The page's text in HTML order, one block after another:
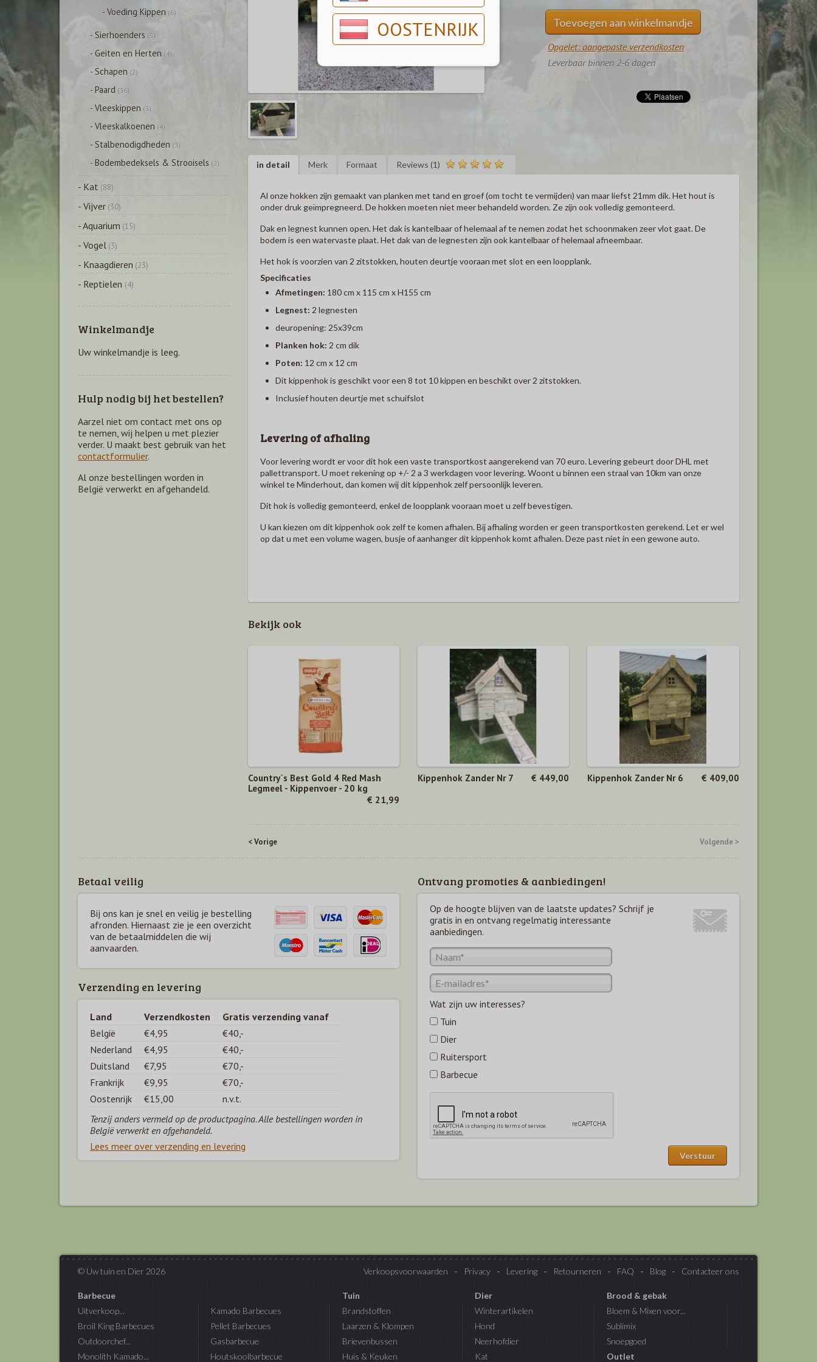
OOSTENRIJK
Toevoegen aan winkelmandje
Opgelet: aangepaste verzendkosten
Leverbaar binnen 2-6 dagen
in detail Merk Formaat Reviews (1)
Al onze hokken zijn gemaakt van planken met tand en groef (om tocht te vermijden) van maar liefst 21mm dik.Het hout is
onder druk geïmpregneerd. De hokken moeten niet meer behandeld worden. Ze zijn ook volledig gemonteerd.
Dak en legnest kunnen open. Het dak is kantelbaar of helemaal af te nemen zodat het schoonmaken zeer vlot gaat. De
bodem is een watervaste plaat. Het dak van de legnesten zijn ook kantelbaar of helemaal afneembaar.
Het hok is voorzien van 2 zitstokken, houten deurtje vooraan met slot en een loopplank.
Specificaties
Afmetingen: 180 cm x 115 cm x H155 cm
Legnest: 2 legnesten
deuropening: 25x39cm
Planken hok: 2 cm dik
Poten: 12 cm x 12 cm
Dit kippenhok is geschikt voor een 8 tot 10 kippen en beschikt over 2 zitstokken.
Inclusief houten deurtje met schuifslot
Levering of afhaling
Voor levering wordt er voor dit hok een vaste transportkost aangerekend van 70 euro. Levering gebeurt door DHL met
pallettransport. U moet rekening op +/- 2 a 3 werkdagen voor levering. Woont u binnen een straal van 10km van onze
winkel te Minderhout, dan komen wij dit kippenhok zelf persoonlijk leveren.
Dit hok is volledig gemonteerd, enkel de loopplank vooraan moet u zelf bevestigen.
U kan kiezen om dit kippenhok ook zelf te komen afhalen. Bij afhaling worden er geen transportkosten gerekend. Let er wel
op dat u met een volume wagen, busje of aanhanger dit kippenhok komt afhalen. Deze past niet in een gewone auto.
Bekijk ook
Country`s Best Gold 4 Red Mash
Legmeel - Kippenvoer - 20 kg
€ 21,99
Kippenhok Zander Nr 7 € 449,00 Kippenhok Zander Nr 6 € 409,00
< Vorige Volgende >
- Voeding Kippen (6)
- Sierhoenders (5)
- Geiten en Herten (4)
- Schapen (2)
- Paard (36)
- Vleeskippen (3)
- Vleeskalkoenen (4)
- Stalbenodigdheden (3)
- Bodembedeksels & Strooisels (2)
- Kat (88)
- Vijver (30)
- Aquarium (15)
- Vogel (3)
- Knaagdieren (23)
- Reptielen (4)
Winkelmandje
Uw winkelmandje is leeg.
Hulp nodig bij het bestellen?
Aarzel niet om contact met ons op
te nemen, wij helpen u met plezier
verder. U maakt best gebruik van het
contactformulier.
Al onze bestellingen worden in
België verwerkt en afgehandeld.
Betaal veilig
Bij ons kan je snel en veilig je bestelling
afronden. Hiernaast zie je een overzicht
van de betaalmiddelen die wij
aanvaarden.
Ontvang promoties & aanbiedingen!
Op de hoogte blijven van de laatste updates? Schrijf je
gratis in en ontvang regelmatig interessante
aanbiedingen.
Wat zijn uw interesses?
Tuin
Dier
Ruitersport
Barbecue
Verzending en levering
Land Verzendkosten
Gratis verzending vanaf
België
€4,95
€40,-
Nederland
€4,95
€40,-
Duitsland
€7,95
€70,-
Frankrijk
€9,95
€70,-
Oostenrijk
€15,00
n.v.t.
Tenzij anders vermeld op de productpagina. Alle bestellingen worden in
België verwerkt en afgehandeld.
Lees meer over verzending en levering
© Uw tuin en Dier 2026 Verkoopsvoorwaarden Privacy Levering Retourneren FAQ Blog Contacteer ons
Barbecue
Uitverkoop...
Broil King Barbecues
Outdoorchef...
Monolith Kamado...
Kamado Barbecues
Pellet Barbecues
Gasbarbecue
Houtskoolbarbecue
Tuin
Brandstoffen
Laarzen & Klompen
Brievenbussen
Huis & Keuken
Dier
Winterartikelen
Hond
Neerhofdier
Kat
Brood & gebak
Bloem & Mixen voor...
Sublimix
Snoepgoed
Outlet